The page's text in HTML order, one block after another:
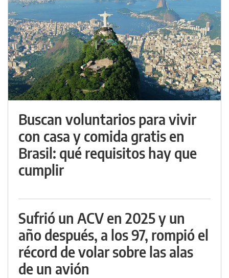
Buscan voluntarios para vivir
con casa y comida gratis en
Brasil: qué requisitos hay que
cumplir
Sufrió un ACV en 2025 y un
año después, a los 97, rompió el
récord de volar sobre las alas
de un avión